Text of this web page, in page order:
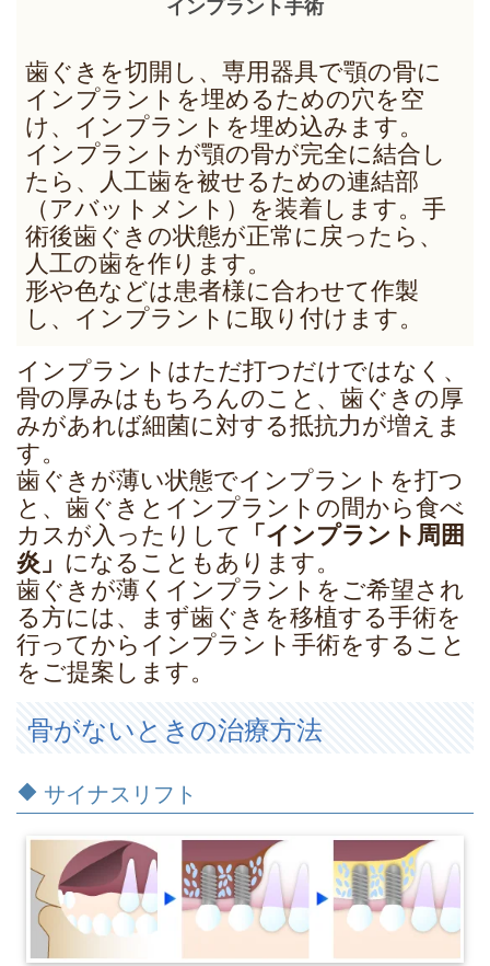
インプラント手術
歯ぐきを切開し、専用器具で顎の骨に
インプラントを埋めるための穴を空
け、インプラントを埋め込みます。
インプラントが顎の骨が完全に結合し
たら、人工歯を被せるための連結部
（アバットメント）を装着します。手
術後歯ぐきの状態が正常に戻ったら、
人工の歯を作ります。
形や色などは患者様に合わせて作製
し、インプラントに取り付けます。
インプラントはただ打つだけではなく、
骨の厚みはもちろんのこと、歯ぐきの厚
みがあれば細菌に対する抵抗力が増えま
す。
歯ぐきが薄い状態でインプラントを打つ
と、歯ぐきとインプラントの間から食べ
カスが入ったりして
「インプラント周囲
炎」 になることもあります。
歯ぐきが薄くインプラントをご希望され
る方には、まず歯ぐきを移植する手術を
行ってからインプラント手術をすること
をご提案します。
骨がないときの治療方法
サイナスリフト